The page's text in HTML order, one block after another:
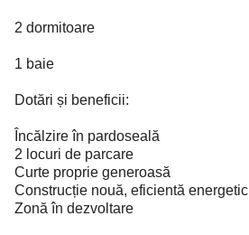
2 dormitoare
1 baie
Dotări și beneficii:
Încălzire în pardoseală
2 locuri de parcare
Curte proprie generoasă
Construcție nouă, eficientă energetic
Zonă în dezvoltare